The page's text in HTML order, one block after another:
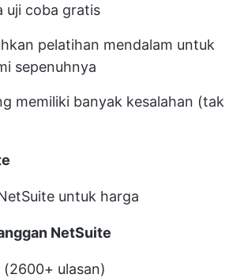
uji coba gratis
pelatihan mendalam untuk
sepenuhnya
memiliki banyak kesalahan (tak
untuk harga
NetSuite
(2600+ ulasan)